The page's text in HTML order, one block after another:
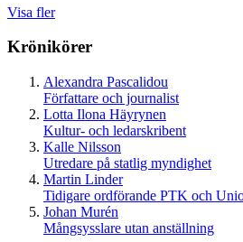
Visa fler
Krönikörer
Alexandra Pascalidou
Författare och journalist
Lotta Ilona Häyrynen
Kultur- och ledarskribent
Kalle Nilsson
Utredare på statlig myndighet
Martin Linder
Tidigare ordförande PTK och
Johan Murén
Mångsysslare utan anställning